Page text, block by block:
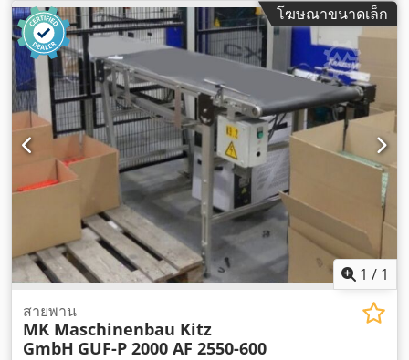
โฆษณาขนาดเล็ก
1 / 1
สายพาน
MK Maschinenbau Kitz
GmbH GUF-P 2000 AF 2550-600